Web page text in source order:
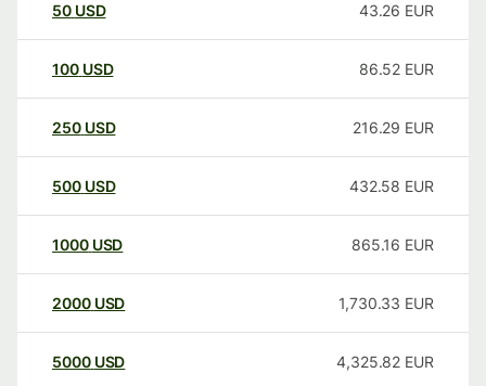
50 USD 43.26 EUR
100 USD 86.52 EUR
250 USD 216.29 EUR
500 USD 432.58 EUR
1000 USD 865.16 EUR
2000 USD 1,730.33 EUR
5000 USD 4,325.82 EUR